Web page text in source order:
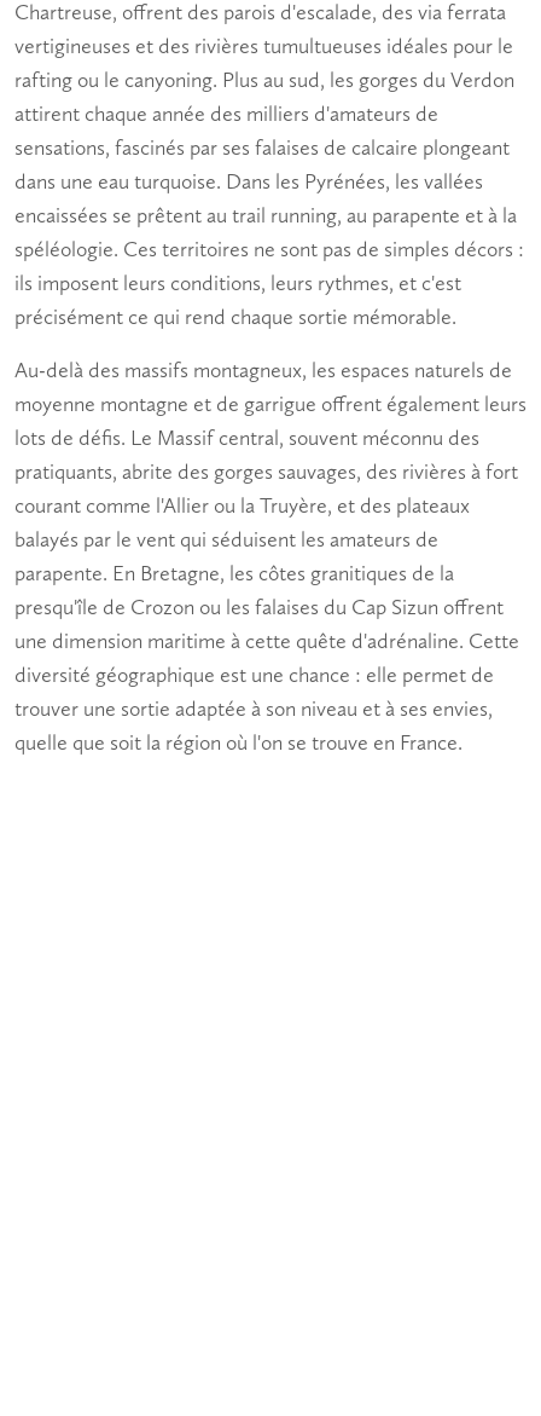
Chartreuse, offrent des parois d'escalade, des via ferrata
vertigineuses et des rivières tumultueuses idéales pour le
rafting ou le canyoning. Plus au sud, les gorges du Verdon
attirent chaque année des milliers d'amateurs de
sensations, fascinés par ses falaises de calcaire plongeant
dans une eau turquoise. Dans les Pyrénées, les vallées
encaissées se prêtent au trail running, au parapente et à la
spéléologie. Ces territoires ne sont pas de simples décors :
ils imposent leurs conditions, leurs rythmes, et c'est
précisément ce qui rend chaque sortie mémorable.
Au-delà des massifs montagneux, les espaces naturels de
moyenne montagne et de garrigue offrent également leurs
lots de défis. Le Massif central, souvent méconnu des
pratiquants, abrite des gorges sauvages, des rivières à fort
courant comme l'Allier ou la Truyère, et des plateaux
balayés par le vent qui séduisent les amateurs de
parapente. En Bretagne, les côtes granitiques de la
presqu'île de Crozon ou les falaises du Cap Sizun offrent
une dimension maritime à cette quête d'adrénaline. Cette
diversité géographique est une chance : elle permet de
trouver une sortie adaptée à son niveau et à ses envies,
quelle que soit la région où l'on se trouve en France.